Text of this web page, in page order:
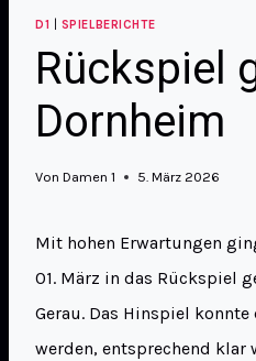
D1 SPIELBERICHTE
Rückspiel
Dornheim
Von Damen 1 5. März 2026
Mit hohen Erwartungen
01. März in das Rückspiel
Gerau. Das Hinspiel
werden, entsprechend klar